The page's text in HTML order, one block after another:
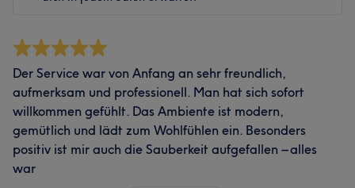
Der Service war von Anfang an sehr freundlich,
aufmerksam und professionell. Man hat sich sofort
willkommen gefühlt. Das Ambiente ist modern,
gemütlich und lädt zum Wohlfühlen ein. Besonders
positiv ist mir auch die Sauberkeit aufgefallen – alles
war